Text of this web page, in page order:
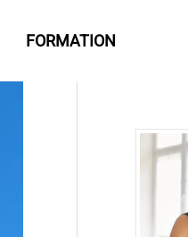
FORMATION